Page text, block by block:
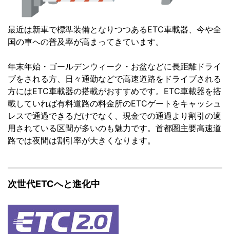
最近は新車で標準装備となりつつあるETC車載器、今や全
国の車への普及率が高まってきています。
年末年始・ゴールデンウィーク・お盆などに長距離ドライ
ブをされる方、日々通勤などで高速道路をドライブされる
方にはETC車載器の搭載がおすすめです。ETC車載器を搭
載していれば有料道路の料金所のETCゲートをキャッシュ
レスで通過できるだけでなく、現金での通過より割引の適
用されている区間が多いのも魅力です。首都圏主要高速道
路では夜間は割引率が大きくなります。
次世代ETCへと進化中